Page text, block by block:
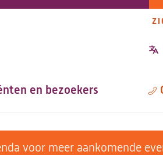
en bezoekers
voor meer aankomende